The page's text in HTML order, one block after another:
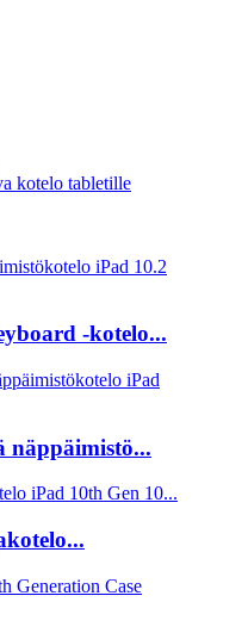
kotelo tabletille
-kotelo...
näppäimistö...